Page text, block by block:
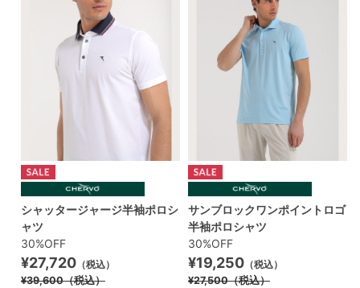
シャッタージャージ半袖ポロシ
ャツ
30%OFF
¥27,720 （税込）
¥39,600（税込）
サンブロックワンポイントロゴ
半袖ポロシャツ
30%OFF
¥19,250 （税込）
¥27,500（税込）